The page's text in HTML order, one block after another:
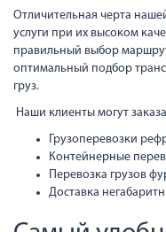
Отличительная черта
услуги при их высоком
правильный выбор
оптимальный подбор
груз.
Наши клиенты могут
Грузоперевозки
Контейнерные
Перевозка грузов
Доставка